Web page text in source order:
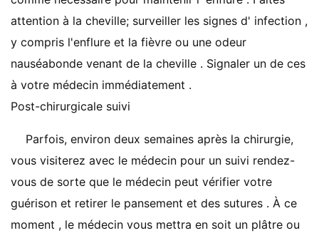
attention à la cheville; surveiller les signes d' infection ,
y compris l'enflure et la fièvre ou une odeur
nauséabonde venant de la cheville . Signaler un de ces
à votre médecin immédiatement .
Post-chirurgicale suivi
Parfois, environ deux semaines après la chirurgie,
vous visiterez avec le médecin pour un suivi rendez-
vous de sorte que le médecin peut vérifier votre
guérison et retirer le pansement et des sutures . À ce
moment , le médecin vous mettra en soit un plâtre ou